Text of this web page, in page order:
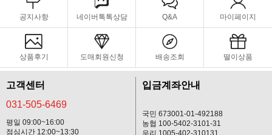
공지사항 네이버톡톡상담 Q&A 마이페이지
상품후기 도매회원신청 배송조회 떨이상품
고객센터
031-505-6469
평일 09:00~16:00
점심시간 12:00~13:30
입금계좌안내
국민 673001-01-492188
농협 100-5402-3101-31
우리 1005-402-310131